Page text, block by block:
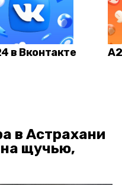
в Вконтакте
в Астрахани
щучью,